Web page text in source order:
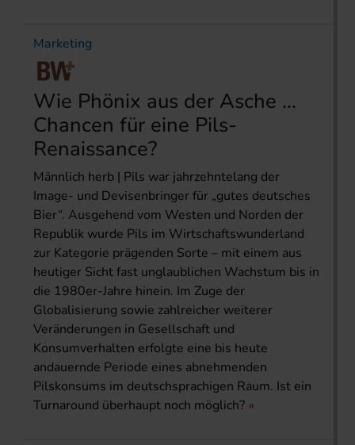
Marketing
Wie Phönix aus der Asche …
Chancen für eine Pils-
Renaissance?
Männlich herb | Pils war jahrzehntelang der
Image- und Devisenbringer für „gutes deutsches
Bier“. Ausgehend vom Westen und Norden der
Republik wurde Pils im Wirtschaftswunderland
zur Kategorie prägenden Sorte – mit einem aus
heutiger Sicht fast unglaublichen Wachstum bis in
die 1980er-Jahre hinein. Im Zuge der
Globalisierung sowie zahlreicher weiterer
Veränderungen in Gesellschaft und
Konsumverhalten erfolgte eine bis heute
andauernde Periode eines abnehmenden
Pilskonsums im deutschsprachigen Raum. Ist ein
Turnaround überhaupt noch möglich?